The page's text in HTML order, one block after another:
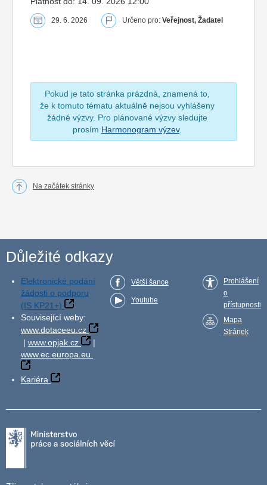
29. 6. 2026 Určeno pro: Veřejnost, Žadatel
Pokud je tato stránka prázdná, znamená to,
že k tomuto tématu aktuálně nejsou vyhlášeny
žádné výzvy. Pro plánované výzvy sledujte
prosím Harmonogram výzev.
Na začátek stránky
Důležité odkazy
Elektronické podání
žádosti o podporu
(IS KP21+)
Související weby:
www.dotaceeu.cz
| www.opjak.cz
|
www.ec.europa.eu
Kariéra
Větší šance
Youtube
Prohlášení
o
přístupnosti
Mapa
Stránek